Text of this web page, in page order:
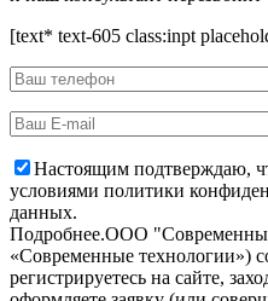
[text* text-605 class:inpt
Настоящим подтверждаю,
условиями политики
данных.
Подробнее.OOO
«Современные технологии»)
регистрируетесь на сайте,